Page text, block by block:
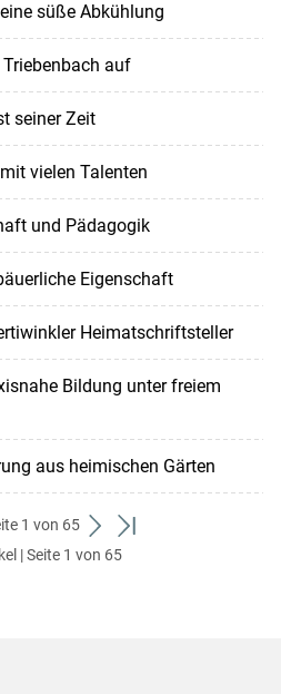
süße Abkühlung
auf
seiner Zeit
vielen Talenten
und Pädagogik
Eigenschaft
Heimatschriftsteller
Bildung unter freiem
aus heimischen Gärten
1 von 65
weiter
zum
zum
| Seite 1 von 65